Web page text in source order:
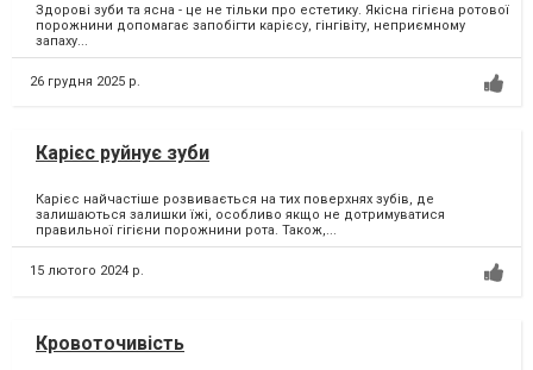
Здорові зуби та ясна - це не тільки про естетику. Якісна гігієна ротової
порожнини допомагає запобігти карієсу, гінгівіту, неприємному
запаху...
26 грудня 2025 р.
Карієс руйнує зуби
Карієс найчастіше розвивається на тих поверхнях зубів, де
залишаються залишки їжі, особливо якщо не дотримуватися
правильної гігієни порожнини рота. Також,...
15 лютого 2024 р.
Кровоточивість